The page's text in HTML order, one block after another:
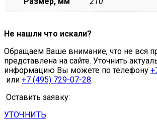
Не нашли что искали?
Обращаем Ваше внимание, что не вся
представлена на сайте. Уточнить
информацию Вы можете по телефону
или +7 (495) 729-07-28.
Оставить заявку:
УТОЧНИТЬ